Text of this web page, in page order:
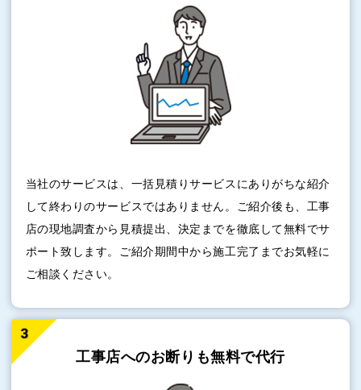
当社のサービスは、一括見積りサービスにありがちな紹介
して終わりのサービスではありません。ご紹介後も、工事
店の現地調査から見積提出、決定までを徹底して無料でサ
ポート致します。ご紹介期間中から施工完了までお気軽に
ご相談ください。
工事店へのお断りも無料で代行